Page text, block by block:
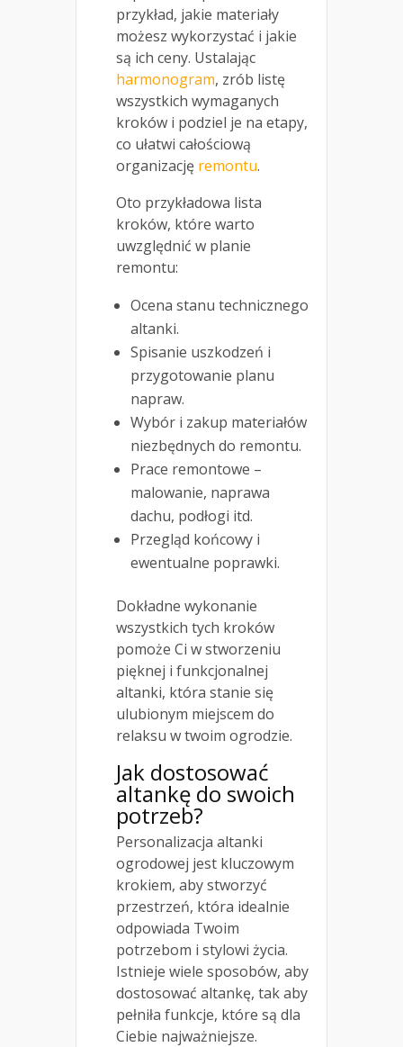
przykład, jakie materiały
możesz wykorzystać i jakie
są ich ceny. Ustalając
harmonogram, zrób listę
wszystkich wymaganych
kroków i podziel je na etapy,
co ułatwi całościową
organizację remontu.
Oto przykładowa lista
kroków, które warto
uwzględnić w planie
remontu:
Ocena stanu technicznego
altanki.
Spisanie uszkodzeń i
przygotowanie planu
napraw.
Wybór i zakup materiałów
niezbędnych do remontu.
Prace remontowe –
malowanie, naprawa
dachu, podłogi itd.
Przegląd końcowy i
ewentualne poprawki.
Dokładne wykonanie
wszystkich tych kroków
pomoże Ci w stworzeniu
pięknej i funkcjonalnej
altanki, która stanie się
ulubionym miejscem do
relaksu w twoim ogrodzie.
Jak dostosować
altankę do swoich
potrzeb?
Personalizacja altanki
ogrodowej jest kluczowym
krokiem, aby stworzyć
przestrzeń, która idealnie
odpowiada Twoim
potrzebom i stylowi życia.
Istnieje wiele sposobów, aby
dostosować altankę, tak aby
pełniła funkcje, które są dla
Ciebie najważniejsze.